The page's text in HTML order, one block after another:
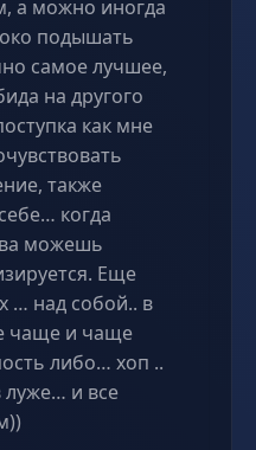
а можно иногда
подышать
самое лучшее,
на другого
как мне
также
когда
можешь
Еще
… над собой.. в
чаще и чаще
либо… хоп ..
и все